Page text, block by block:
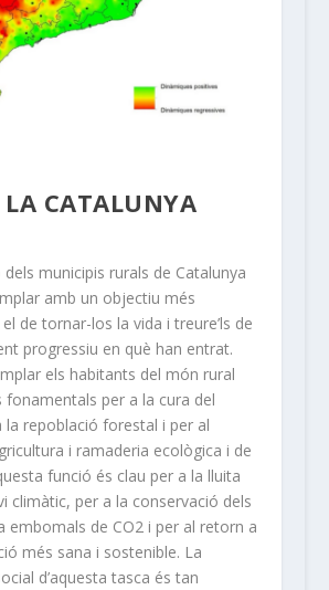
LA CATALUNYA
municipis rurals de Catalunya
amb un objectiu més
de tornar-los la vida i treure’ls de
progressiu en què han entrat.
els habitants del món rural
fonamentals per a la cura del
repoblació forestal i per al
i ramaderia ecològica i de
funció és clau per a la lluita
climàtic, per a la conservació dels
embomals de CO2 i per al retorn a
més sana i sostenible. La
d’aquesta tasca és tan